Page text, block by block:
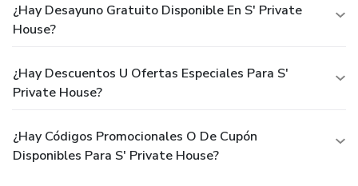
¿Hay Desayuno Gratuito Disponible En S' Private
House?
¿Hay Descuentos U Ofertas Especiales Para S'
Private House?
¿Hay Códigos Promocionales O De Cupón
Disponibles Para S' Private House?